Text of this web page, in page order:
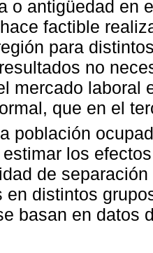
o antigüedad en
factible
para
no
mercado laboral
que en el
población
los
de
en distintos
basan en datos